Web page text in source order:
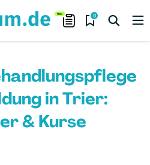
0
in Trier:
& Kurse